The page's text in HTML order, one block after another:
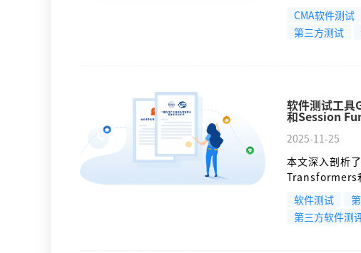
理；支持
实用户行为，
结果的准确性
CMA软件测试
第三方测试
软件测试工
和Session
2025-11-25
本文深入剖析
Transformers
证类型（状态
求/响应双向
链示例展示了
软件测试
第三方软件测